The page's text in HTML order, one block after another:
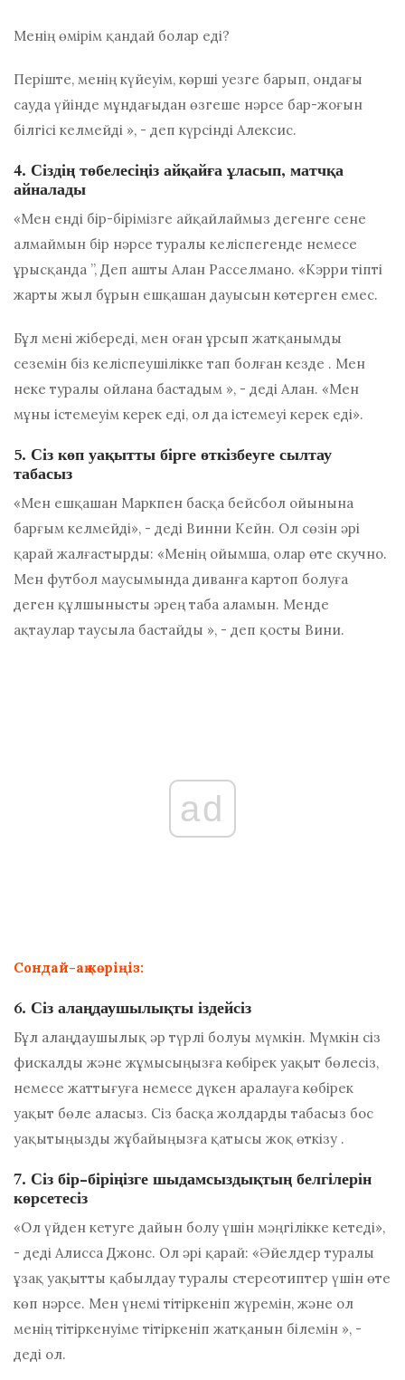
Менің өмірім қандай болар еді?
Періште, менің күйеуім, көрші уезге барып, ондағы
сауда үйінде мұндағыдан өзгеше нәрсе бар-жоғын
білгісі келмейді », - деп күрсінді Алексис.
4. Сіздің төбелесіңіз айқайға ұласып, матчқа
айналады
«Мен енді бір-бірімізге айқайлаймыз дегенге сене
алмаймын бір нәрсе туралы келіспегенде немесе
ұрысқанда ”, Деп ашты Алан Расселмано. «Кэрри тіпті
жарты жыл бұрын ешқашан дауысын көтерген емес.
Бұл мені жібереді, мен оған ұрсып жатқанымды
сеземін біз келіспеушілікке тап болған кезде . Мен
неке туралы ойлана бастадым », - деді Алан. «Мен
мұны істемеуім керек еді, ол да істемеуі керек еді».
5. Сіз көп уақытты бірге өткізбеуге сылтау
табасыз
«Мен ешқашан Маркпен басқа бейсбол ойынына
барғым келмейді», - деді Винни Кейн. Ол сөзін әрі
қарай жалғастырды: «Менің ойымша, олар өте скучно.
Мен футбол маусымында диванға картоп болуға
деген құлшынысты әрең таба аламын. Менде
ақтаулар таусыла бастайды », - деп қосты Вини.
ad
Сондай-ақ көріңіз:
6. Сіз алаңдаушылықты іздейсіз
Бұл алаңдаушылық әр түрлі болуы мүмкін. Мүмкін сіз
фискалды және жұмысыңызға көбірек уақыт бөлесіз,
немесе жаттығуға немесе дүкен аралауға көбірек
уақыт бөле аласыз. Сіз басқа жолдарды табасыз бос
уақытыңызды жұбайыңызға қатысы жоқ өткізу .
7. Сіз бір-біріңізге шыдамсыздықтың белгілерін
көрсетесіз
«Ол үйден кетуге дайын болу үшін мәңгілікке кетеді»,
- деді Алисса Джонс. Ол әрі қарай: «Әйелдер туралы
ұзақ уақытты қабылдау туралы стереотиптер үшін өте
көп нәрсе. Мен үнемі тітіркеніп жүремін, және ол
менің тітіркенуіме тітіркеніп жатқанын білемін », -
деді ол.